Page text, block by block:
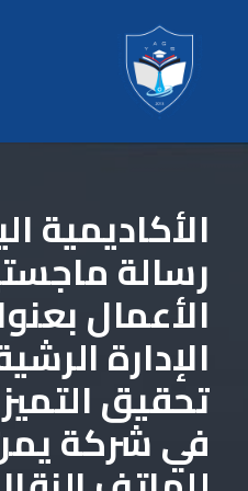
الأكاديمية
رسالة
الأعمال
الإدارة
تحقيق
في شركة